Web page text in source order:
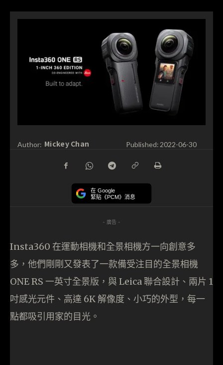
Author: Mickey Chan Published: 2022-06-30
在 Google
緊貼《PCM》消息
- 廣告 -
Insta360 在運動相機和全景相機方一向創意多
多，他們剛剛又發表了一款備受注目的全景相機
ONE RS 一英寸全景版，與 Leica 聯合設計、兩片 1
吋感光元件、高達 6K 解像度、小巧的外型，每一
點都吸引用家的目光。